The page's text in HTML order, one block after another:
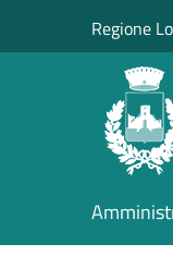
Regione